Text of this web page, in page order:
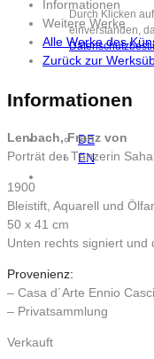
Durch Klicken
einverstanden,
DE
EN
Informationen
Weitere Werke
Alle Werke des
Zurück zur
Informationen
Lenbach, Franz von
Porträt der Tänzerin
1900
Bleistift, Aquarell und
50 x 41 cm
Unten rechts signiert und
Provenienz:
– Casa d´Arte Ennio
– Privatsammlung
Verkauft